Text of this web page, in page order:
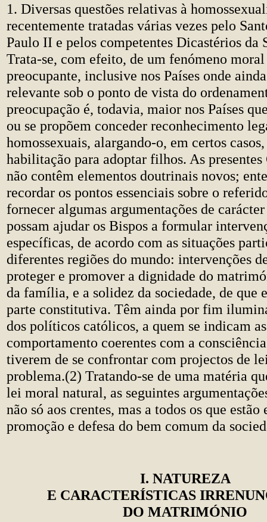
1. Diversas questões relativas à
recentemente tratadas várias vezes pelo
Paulo II e pelos competentes Dicastérios da
Trata-se, com efeito, de um fenómeno
preocupante, inclusive nos Países onde
relevante sob o ponto de vista do
preocupação é, todavia, maior nos Países
ou se propõem conceder reconhecimento
homossexuais, alargando-o, em certos
habilitação para adoptar filhos. As presentes
não contêm elementos doutrinais novos;
recordar os pontos essenciais sobre o
fornecer algumas argumentações de
possam ajudar os Bispos a formular
específicas, de acordo com as situações
diferentes regiões do mundo: intervenções
proteger e promover a dignidade do
da família, e a solidez da sociedade, de que
parte constitutiva. Têm ainda por fim
dos políticos católicos, a quem se indicam
comportamento coerentes com a
tiverem de se confrontar com projectos de
problema.(2) Tratando-se de uma matéria
lei moral natural, as seguintes
não só aos crentes, mas a todos os que estão
promoção e defesa do bem comum da
I. NATUREZA
E CARACTERÍSTICAS
DO MATRIMÓNIO